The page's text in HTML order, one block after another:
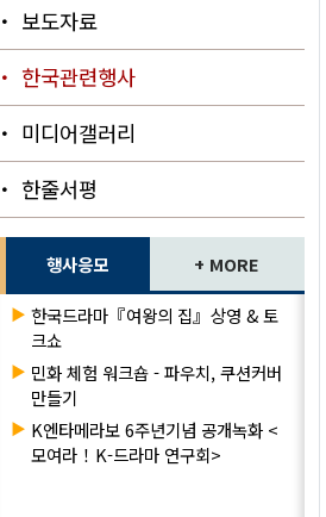
・ 보도자료
・ 한국관련행사
・ 미디어갤러리
・ 한줄서평
행사응모 + MORE
▶ 한국드라마『여왕의 집』상영 & 토
크쇼
▶ 민화 체험 워크숍 - 파우치, 쿠션커버
만들기
▶ K엔타메라보 6주년기념 공개녹화 <
모여라！K-드라마 연구회>